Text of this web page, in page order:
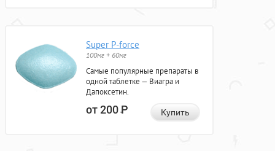
Super P-force
100мг + 60мг
Самые популярные препараты в
одной таблетке — Виагра и
Дапоксетин.
от 200Р Купить